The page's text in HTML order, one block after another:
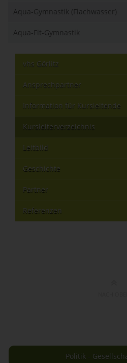
Aqua-Gymnastik (Flachwasser)
Aqua-Fit-Gymnastik
vhs Görlitz
Ansprechpartner
Information für Kursleitende
Kursleiterverzeichnis
Leitbild
Geschichte
Partner
Referenzen
Politik -